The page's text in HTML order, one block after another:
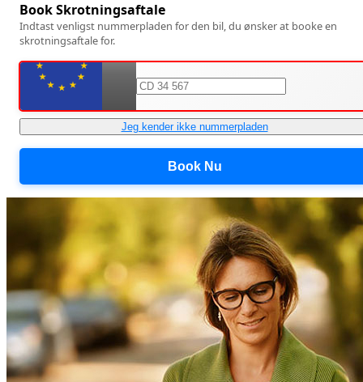
Book Skrotningsaftale
Indtast venligst nummerpladen for den bil, du ønsker at booke en
skrotningsaftale for.
Jeg kender ikke nummerpladen
Book Nu